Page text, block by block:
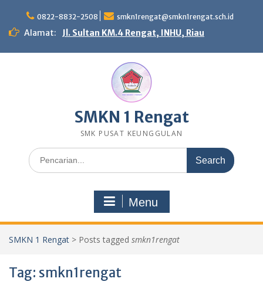
content
0822-8832-2508 smkn1rengat@smkn1rengat.sch.id
Alamat: Jl. Sultan KM.4 Rengat, INHU, Riau
SMKN 1 Rengat
SMK PUSAT KEUNGGULAN
Search
for:
Menu
SMKN 1 Rengat > Posts tagged smkn1rengat
Tag: smkn1rengat